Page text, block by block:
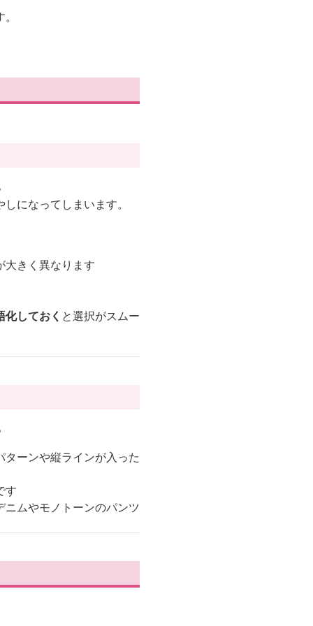
になってしまいます。
大きく異なります
しておく と選択がスムー
ーンや縦ラインが入った
す
ムやモノトーンのパンツ